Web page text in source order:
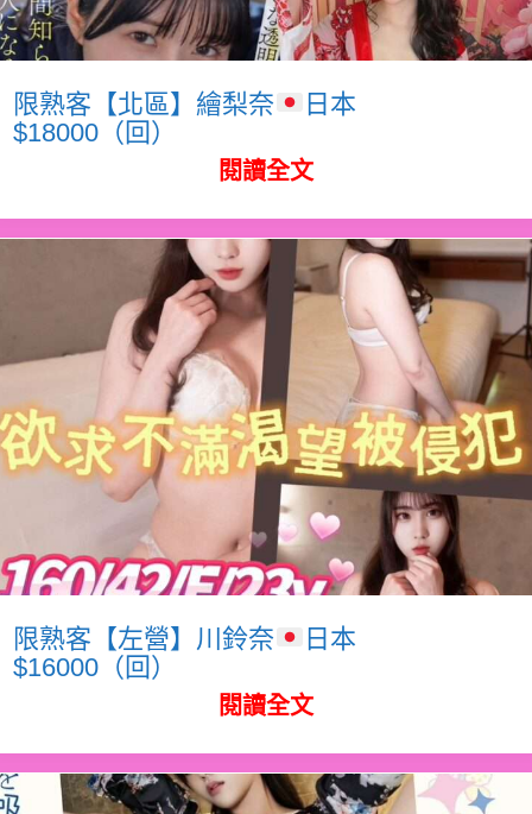
限熟客【北區】繪梨奈
日本
$18000（回）
閱讀全文
限熟客【左營】川鈴奈
日本
$16000（回）
閱讀全文